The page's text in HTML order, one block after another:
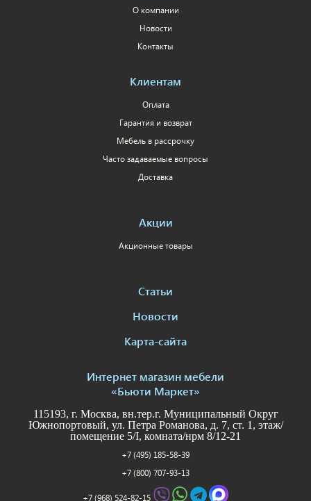
О компании
Новости
Контакты
Клиентам
Оплата
Гарантия и возврат
Мебель в рассрочку
Часто задаваемые вопросы
Доставка
Акции
Акционные товары
Статьи
Новости
Карта-сайта
Интернет магазин мебели
«Бьюти Маркет»
115193, г. Москва, вн.тер.г. Муниципальный Округ
Южнопортовый, ул. Петра Романова, д. 7, ст. 1, этаж/
помещение 5/I, комната/нрм 8/12-21
+7 (495) 185-58-39
+7 (800) 707-93-13
+7 (968) 524-82-15